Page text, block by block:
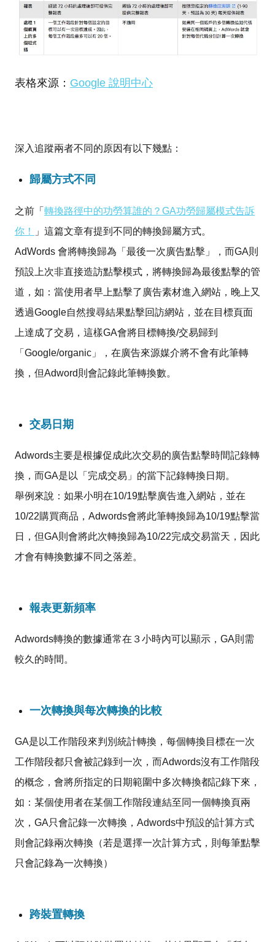
表格來源： Google 說明中心
深入追蹤兩者不同的原因有以下幾點：
歸屬方式不同
之前「 轉換路徑中的功勞算誰的？GA功勞歸屬模式告訴
你！
」這篇文章有提到不同的轉換歸屬方式。
AdWords 會將轉換歸為「最後一次廣告點擊」，而GA則
預設上次非直接造訪點擊模式，將轉換歸為最後點擊的管
道，如：當使用者早上點擊了廣告素材進入網站，晚上又
透過Google自然搜尋結果點擊回訪網站，並在目標頁面
上達成了交易，這樣GA會將目標轉換/交易歸到
「Google/organic」，在廣告來源媒介將不會有此筆轉
換，但Adword則會記錄此筆轉換數。
交易日期
Adwords主要是根據促成此次交易的廣告點擊時間記錄轉
換，而GA是以「完成交易」的當下記錄轉換日期。
舉例來說：如果小明在10/19點擊廣告進入網站，並在
10/22購買商品，Adwords會將此筆轉換歸為10/19點擊當
日，但GA則會將此次轉換歸為10/22完成交易當天，因此
才會有轉換數據不同之落差。
報表更新頻率
Adwords轉換的數據通常在３小時內可以顯示，GA則需
較久的時間。
一次轉換與每次轉換的比較
GA是以工作階段來判別統計轉換，每個轉換目標在一次
工作階段都只會被記錄到一次，而Adwords沒有工作階段
的概念，會將所指定的日期範圍中多次轉換都記錄下來，
如：某個使用者在某個工作階段連結至同一個轉換頁兩
次，GA只會記錄一次轉換，Adwords中預設的計算方式
則會記錄兩次轉換（若是選擇一次計算方式，則每筆點擊
只會記錄為一次轉換）
跨裝置轉換